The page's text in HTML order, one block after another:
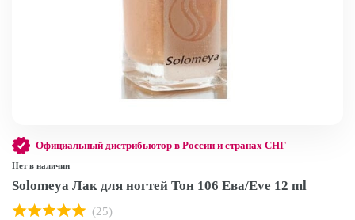
Официальный дистрибьютор в России и странах СНГ
Нет в наличии
Solomeya Лак для ногтей Тон 106 Ева/Eve 12 ml
(25)